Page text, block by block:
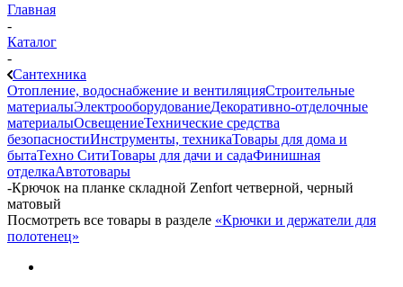
Главная
-
Каталог
-
Сантехника
Отопление, водоснабжение и вентиляцияСтроительные
материалыЭлектрооборудованиеДекоративно-отделочные
материалыОсвещениеТехнические средства
безопасностиИнструменты, техникаТовары для дома и
бытаТехно СитиТовары для дачи и садаФинишная
отделкаАвтотовары
-Крючок на планке складной Zenfort четверной, черный
матовый
Посмотреть все товары в разделе «Крючки и держатели для
полотенец»